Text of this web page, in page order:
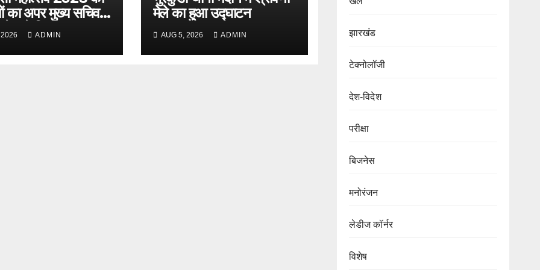
का अपर मुख्य सचिव
ने लिया जायजा
ADMIN
मेले का हुआ उद्घाटन
AUG 5, 2026 ADMIN झारखंड
टेक्नोलॉजी
देश-विदेश
परीक्षा
बिजनेस
मनोरंजन
लेडीज कॉर्नर
विशेष